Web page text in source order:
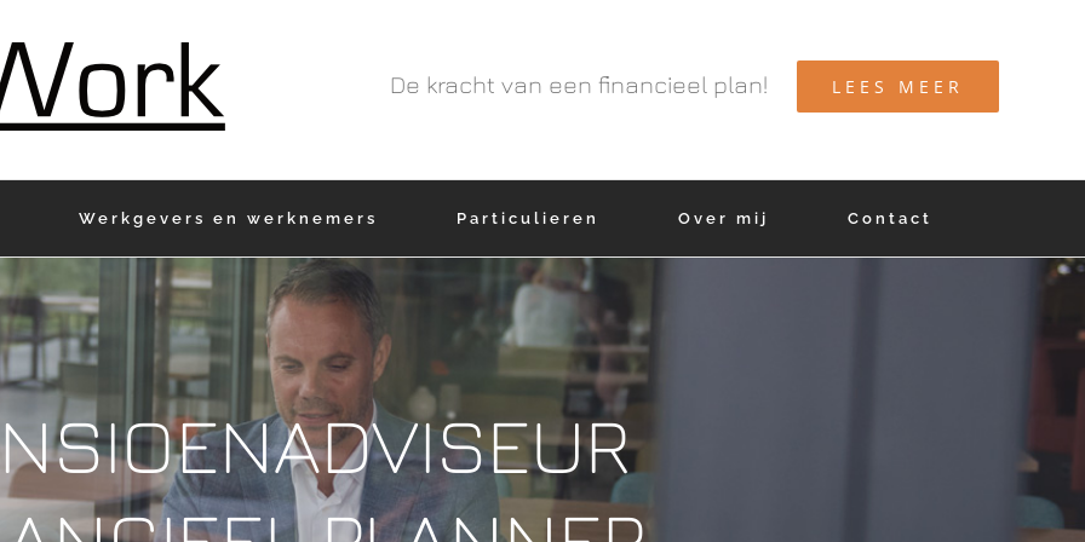
De kracht van een financieel plan! LEES MEER
Werkgevers en werknemers Particulieren Over mij Contact